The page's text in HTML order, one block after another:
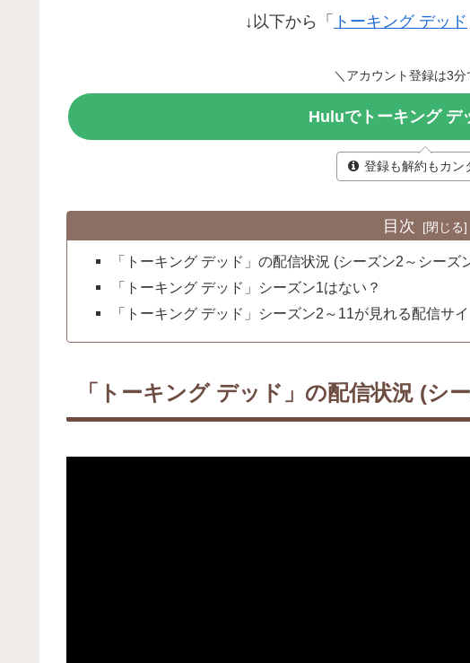
↓以下から「 トーキング デッド
＼アカウント登録は3分
Huluでトーキング デ
登録も解約もカン
目次
「トーキング デッド」の配信状況 (シーズン2～シーズ
「トーキング デッド」シーズン1はない？
「トーキング デッド」シーズン2～11が見れる配信サ
「トーキング デッド」の配信状況 (シ